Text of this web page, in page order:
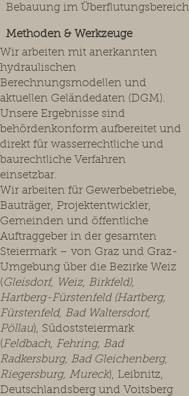
Bebauung im Überflutungsbereich
Methoden & Werkzeuge
Wir arbeiten mit anerkannten
hydraulischen
Berechnungsmodellen und
aktuellen Geländedaten (DGM).
Unsere Ergebnisse sind
behördenkonform aufbereitet und
direkt für wasserrechtliche und
baurechtliche Verfahren
einsetzbar.
Wir arbeiten für Gewerbebetriebe,
Bauträger, Projektentwickler,
Gemeinden und öffentliche
Auftraggeber in der gesamten
Steiermark – von Graz und Graz-
Umgebung über die Bezirke Weiz
(Gleisdorf, Weiz, Birkfeld),
Hartberg-Fürstenfeld (Hartberg,
Fürstenfeld, Bad Waltersdorf,
Pöllau), Südoststeiermark
(Feldbach, Fehring, Bad
Radkersburg, Bad Gleichenberg,
Riegersburg, Mureck), Leibnitz,
Deutschlandsberg und Voitsberg